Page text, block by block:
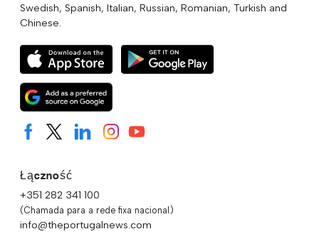
Swedish, Spanish, Italian, Russian, Romanian, Turkish and
Chinese.
Łączność
+351 282 341 100
(Chamada para a rede fixa nacional)
info@theportugalnews.com